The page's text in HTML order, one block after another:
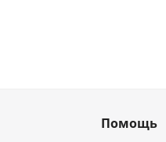
Помощь